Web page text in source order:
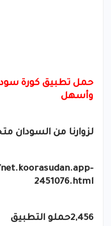
حمل تطبيق كورة
وأسهل
لزوارنا من السودان
2451076.html
2,456حملو التطبيق